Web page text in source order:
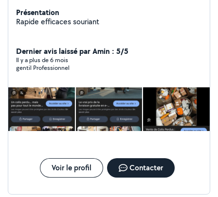
Présentation
Rapide efficaces souriant
Dernier avis laissé par Amin : 5/5
Il y a plus de 6 mois
gentil Professionnel
Voir le profil Contacter